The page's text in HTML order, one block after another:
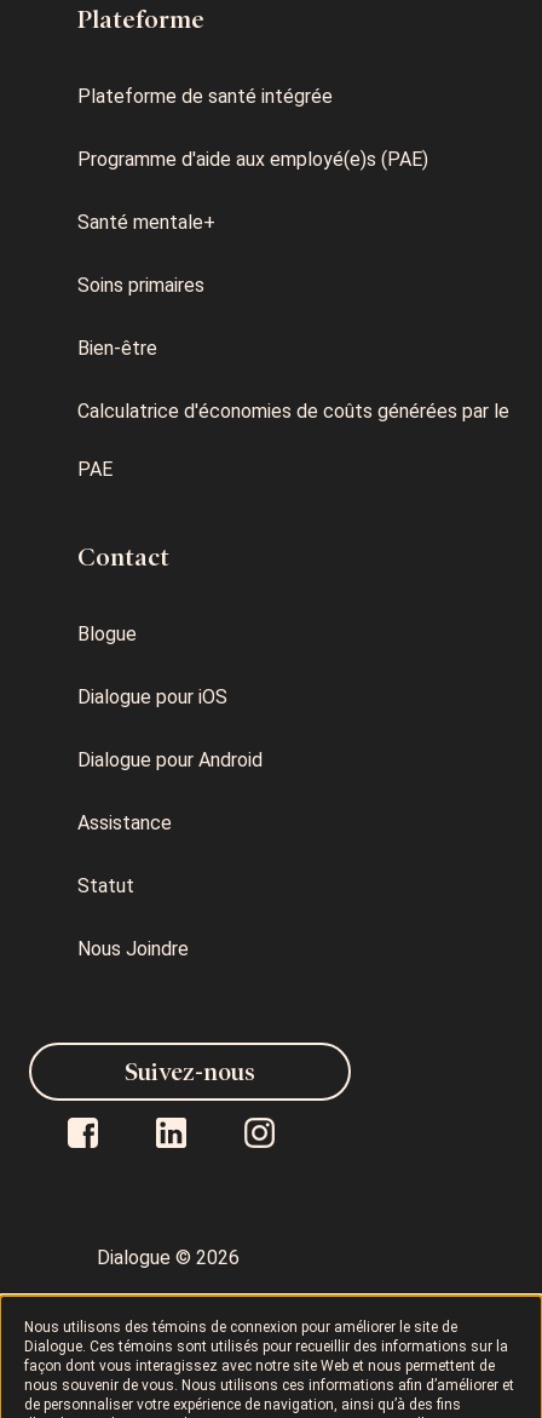
Nous utilisons des témoins de connexion pour améliorer le site de
Dialogue. Ces témoins sont utilisés pour recueillir des informations sur la
façon dont vous interagissez avec notre site Web et nous permettent de
nous souvenir de vous. Nous utilisons ces informations afin d’améliorer et
de personnaliser votre expérience de navigation, ainsi qu’à des fins
Plateforme
Plateforme de santé intégrée
Programme d'aide aux employé(e)s (PAE)
Santé mentale+
Soins primaires
Bien-être
Calculatrice d'économies de coûts générées par le
PAE
Contact
Blogue
Dialogue pour iOS
Dialogue pour Android
Assistance
Statut
Nous Joindre
Dialogue © 2026
Politique de confidentialité
Conditions d’utilisation LAPHO
Suivez-nous